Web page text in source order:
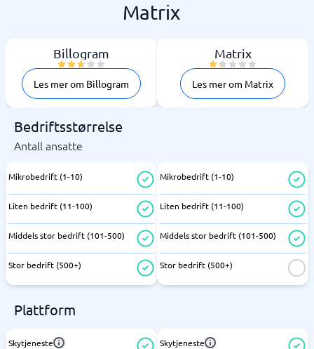
Matrix
Billogram
Les mer om Billogram
Matrix
Les mer om Matrix
Bedriftsstørrelse
Antall ansatte
Mikrobedrift (1-10)
Liten bedrift (11-100)
Middels stor bedrift (101-500)
Stor bedrift (500+)
Mikrobedrift (1-10)
Liten bedrift (11-100)
Middels stor bedrift (101-500)
Stor bedrift (500+)
Plattform
Skytjeneste Skytjeneste